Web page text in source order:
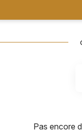
Pas encore